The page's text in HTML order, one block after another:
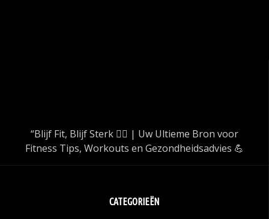
“Blijf Fit, Blijf Sterk 🏋️‍♂️ | Uw Ultieme Bron voor
Fitness Tips, Workouts en Gezondheidsadvies 💪
CATEGORIEËN